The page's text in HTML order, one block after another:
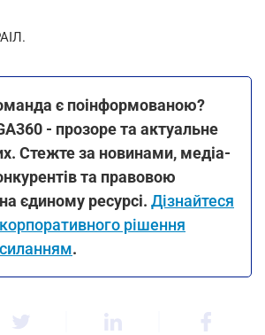
є поінформованою?
- прозоре та актуальне
Стежте за новинами, медіа-
та правовою
єдиному ресурсі. Дізнайтеся
рішення
.